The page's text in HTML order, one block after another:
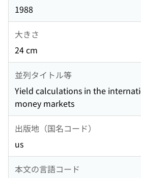
1988
大きさ
24 cm
並列タイトル等
Yield calculations in the
money markets
出版地（国名コード）
us
本文の言語コード